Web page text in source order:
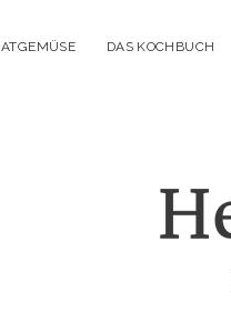
DAS KOCHBUCH